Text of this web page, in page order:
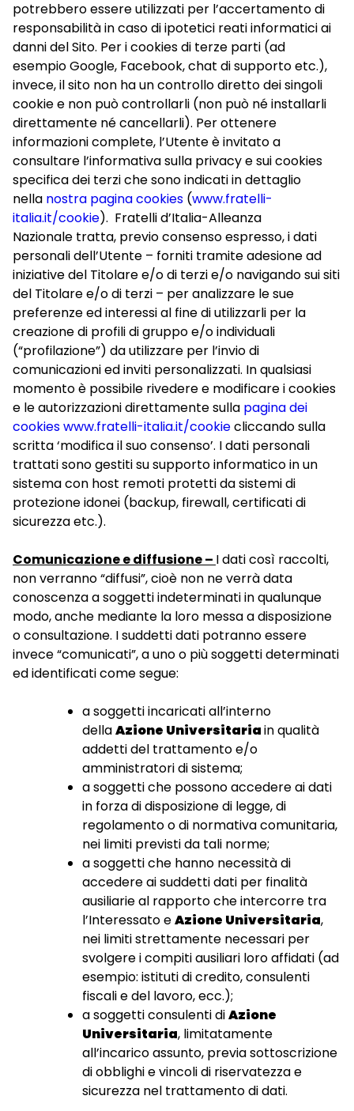
potrebbero essere utilizzati per l’accertamento di
responsabilità in caso di ipotetici reati informatici ai
danni del Sito. Per i cookies di terze parti (ad
esempio Google, Facebook, chat di supporto etc.),
invece, il sito non ha un controllo diretto dei singoli
cookie e non può controllarli (non può né installarli
direttamente né cancellarli). Per ottenere
informazioni complete, l’Utente è invitato a
consultare l’informativa sulla privacy e sui cookies
specifica dei terzi che sono indicati in dettaglio
nella nostra pagina cookies (www.fratelli-
italia.it/cookie). Fratelli d’Italia-Alleanza
Nazionale tratta, previo consenso espresso, i dati
personali dell’Utente – forniti tramite adesione ad
iniziative del Titolare e/o di terzi e/o navigando sui siti
del Titolare e/o di terzi – per analizzare le sue
preferenze ed interessi al fine di utilizzarli per la
creazione di profili di gruppo e/o individuali
(“profilazione”) da utilizzare per l’invio di
comunicazioni ed inviti personalizzati. In qualsiasi
momento è possibile rivedere e modificare i cookies
e le autorizzazioni direttamente sulla pagina dei
cookieswww.fratelli-italia.it/cookiecliccando sulla
scritta ‘modifica il suo consenso’. I dati personali
trattati sono gestiti su supporto informatico in un
sistema con host remoti protetti da sistemi di
protezione idonei (backup, firewall, certificati di
sicurezza etc.).
Comunicazione e diffusione – I dati così raccolti,
non verranno “diffusi”, cioè non ne verrà data
conoscenza a soggetti indeterminati in qualunque
modo, anche mediante la loro messa a disposizione
o consultazione. I suddetti dati potranno essere
invece “comunicati”, a uno o più soggetti determinati
ed identificati come segue:
a soggetti incaricati all’interno
dellaAzione Universitariain qualità
addetti del trattamento e/o
amministratori di sistema;
a soggetti che possono accedere ai dati
in forza di disposizione di legge, di
regolamento o di normativa comunitaria,
nei limiti previsti da tali norme;
a soggetti che hanno necessità di
accedere ai suddetti dati per finalità
ausiliarie al rapporto che intercorre tra
l’Interessato eAzione Universitaria,
nei limiti strettamente necessari per
svolgere i compiti ausiliari loro affidati (ad
esempio: istituti di credito, consulenti
fiscali e del lavoro, ecc.);
a soggetti consulenti diAzione
Universitaria, limitatamente
all’incarico assunto, previa sottoscrizione
di obblighi e vincoli di riservatezza e
sicurezza nel trattamento di dati.